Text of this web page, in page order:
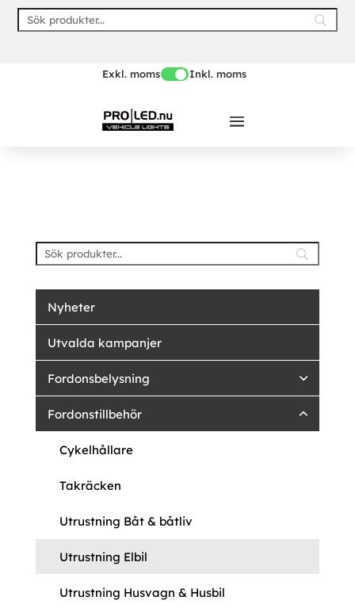
Skip
Exkl. moms Inkl. moms
Nyheter
Utvalda kampanjer
Fordonsbelysning
Fordonstillbehör
Cykelhållare
Takräcken
Utrustning Båt & båtliv
Utrustning Elbil
Utrustning Husvagn & Husbil